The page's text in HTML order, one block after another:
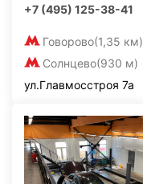
+7 (495) 125-38-41
Говорово(1,35 км)
Солнцево(930 м)
ул.Главмосстроя 7а